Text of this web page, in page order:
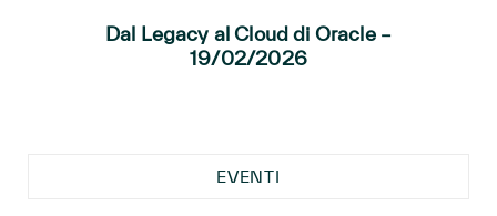
Dal Legacy al Cloud di Oracle –
19/02/2026
EVENTI